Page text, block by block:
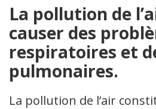
La pollution de
causer des
respiratoires et
pulmonaires.
La pollution de l’air